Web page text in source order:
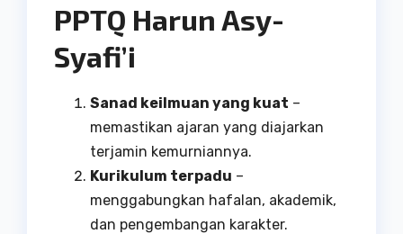
PPTQ Harun Asy-
Syafi’i
Sanad keilmuan yang kuat –
memastikan ajaran yang diajarkan
terjamin kemurniannya.
Kurikulum terpadu –
menggabungkan hafalan, akademik,
dan pengembangan karakter.